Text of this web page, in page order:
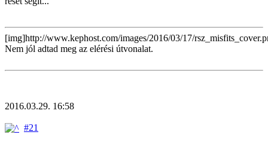
[img]http://www.kephost.com/images/2016/03/17/
Nem jól adtad meg az elérési útvonalat.
2016.03.29. 16:58
#21